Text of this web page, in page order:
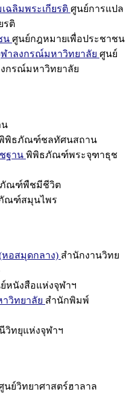
ฉลิมพระเกียรติ ศูนย์การแปล
รติ
น ศูนย์กฎหมายเพื่อประชาชน
าลงกรณ์มหาวิทยาลัย ศูนย์
กรณ์มหาวิทยาลัย
น
พิธภัณฑ์ชลทัศนสถาน
ฐาน พิพิธภัณฑ์พระจุฑาธุช
ณฑ์พืชมีชีวิต
ณฑ์สมุนไพร
อสมุดกลาง) สำนักงานวิทย
หนังสือแห่งจุฬาฯ
วิทยาลัย สำนักพิมพ์
วิทยุแห่งจุฬาฯ
นย์วิทยาศาสตร์ฮาลาล